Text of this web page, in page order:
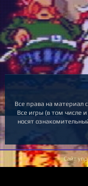
Все права на материал
Все игры (в том числе
носят
Сайт